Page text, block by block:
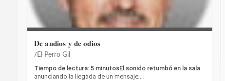
De audios y de odios
El Perro Gil
Tiempo de lectura: 5 minutosEl sonido retumbó en la sala
anunciando la llegada de un mensaje;…